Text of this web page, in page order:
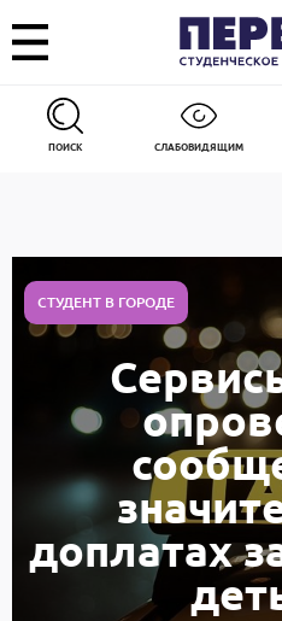
ПОИСК СЛАБОВИДЯЩИМ
СТУДЕНТ В ГОРОДЕ
доплатах